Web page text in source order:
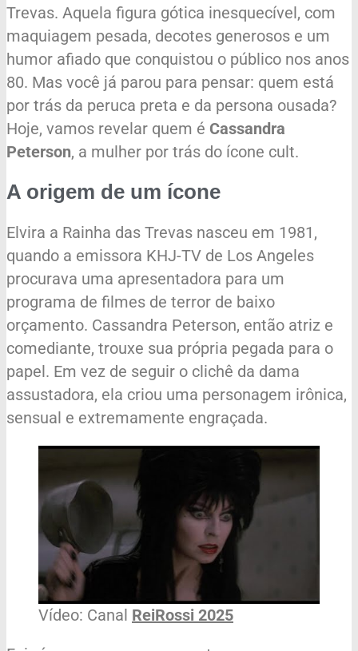
Trevas. Aquela figura gótica inesquecível, com
maquiagem pesada, decotes generosos e um
humor afiado que conquistou o público nos anos
80. Mas você já parou para pensar: quem está
por trás da peruca preta e da persona ousada?
Hoje, vamos revelar quem é Cassandra
Peterson, a mulher por trás do ícone cult.
A origem de um ícone
Elvira a Rainha das Trevas nasceu em 1981,
quando a emissora KHJ-TV de Los Angeles
procurava uma apresentadora para um
programa de filmes de terror de baixo
orçamento. Cassandra Peterson, então atriz e
comediante, trouxe sua própria pegada para o
papel. Em vez de seguir o clichê da dama
assustadora, ela criou uma personagem irônica,
sensual e extremamente engraçada.
Vídeo: Canal ReiRossi 2025